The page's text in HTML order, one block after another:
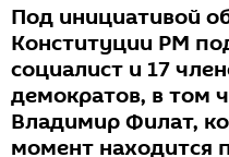
Под инициативой
Конституции РМ
социалист и 17
демократов, в том
Владимир Филат,
момент находится